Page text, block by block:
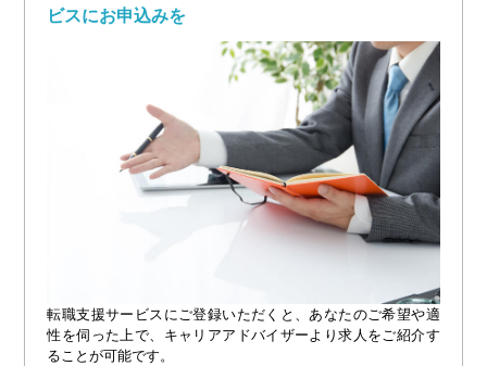
ビスにお申込みを
転職支援サービスにご登録いただくと、あなたのご希望や適
性を伺った上で、キャリアアドバイザーより求人をご紹介す
ることが可能です。